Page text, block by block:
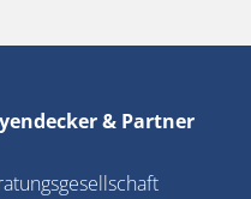
& Partner